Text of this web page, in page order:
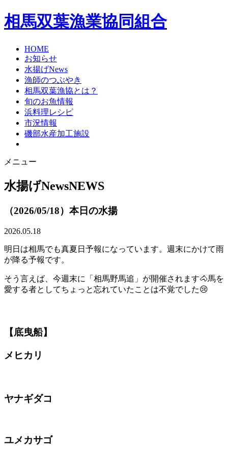
相馬双葉漁業協同組合
HOME
お知らせ
水揚げNews
漁師のつぶやき
相馬双葉漁協とは？
旬のお魚情報
浜料理レシピ
市況情報
磯部水産加工施設
メニュー
水揚げNewsNEWS
（2026/05/18）本日の水揚
2026.05.18
明日は相馬でも真夏日予報になっています。週末にかけて雨
が降る予報です。
そう言えば、今週末に「相馬野馬追」が開催されます🐴馬を
愛する者としてちょっと忘れていたことは不覚でした😢
【底曳船】
メヒカリ
ヤナギダコ
ユメカサゴ